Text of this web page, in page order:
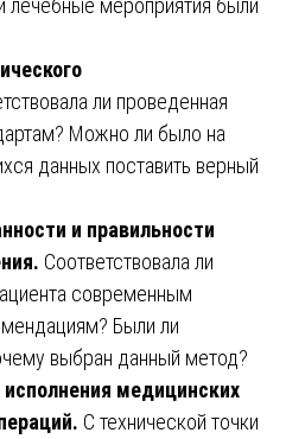
ли проведенная
Можно ли было на
данных поставить верный
и правильности
Соответствовала ли
современным
Были ли
выбран данный метод?
медицинских
С технической точки